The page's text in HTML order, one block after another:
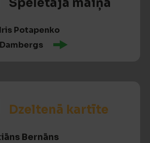
Spēlētāja maiņa
Potapenko
Dzeltenā kartīte
Bernāns